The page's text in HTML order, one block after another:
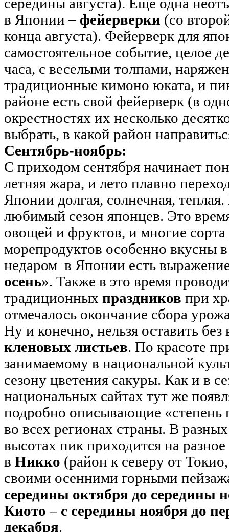
середины августа). Еще одна
в Японии – фейерверки (со
конца августа). Фейерверк для
самостоятельное событие, целое
часа, с веселыми толпами,
традиционные кимоно юката, и
районе есть свой фейерверк (в
окрестностях их несколько
выбрать, в какой район
Сентябрь-ноябрь:
С приходом сентября начинает
летняя жара, и лето плавно
Японии долгая, солнечная,
любимый сезон японцев. Это
овощей и фруктов, и многие
морепродуктов особенно вкусны
недаром в Японии есть
осень». Также в это время
традиционных праздников при
отмечалось окончание сбора
Ну и конечно, нельзя оставить
кленовых листьев. По красоте
занимаемому в национальной
сезону цветения сакуры. Как и в
национальных сайтах тут же
подробно описывающие «степень
во всех регионах страны. В
высотах пик приходится на
в Никко (район к северу от
своими осенними горными
середины октября до середины
Киото – с середины ноября до
декабря.